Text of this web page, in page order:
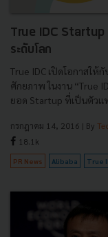
True IDC Startup
ระดับโลก
True IDC เปิดโอกาสให้
ศักยภาพ ในงาน “True
ยอด Startup ที่เป็นตัวแ
กรกฎาคม 14, 2016 | By
18.1k
PR News Alibaba True